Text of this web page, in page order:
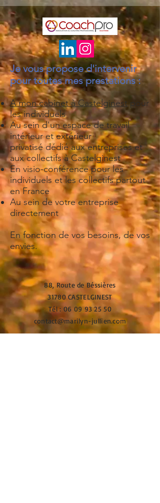
Je vous propose d'intervenir
pour toutes mes prestations :
A mon cabinet à Castelginestpour
les individuels
Au sein d'un espace de travail
intérieur et extérieur
privatisé dédié aux entreprises et
aux collectifs à Castelginest
En visio-conférence pour les
individuels et les collectifs partout
en France
Au sein de votre entreprise
directement
En fonction de vos besoins, de vos
envies.
88, Route de Béssières
31780 CASTELGINEST
Tél : 06 09 93 25 50
contact@marilyn-jullien.com